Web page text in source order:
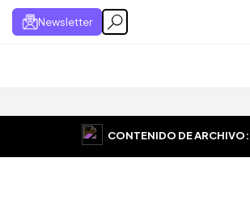
Newsletter
CONTENIDO DE ARCHIVO: